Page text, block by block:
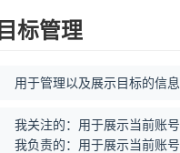
目标管理
用于管理以及展示目标的信息
我关注的：用于展示当前账
我负责的：用于展示当前账